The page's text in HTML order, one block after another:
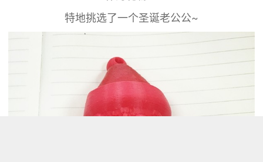
特地挑选了一个圣诞老公公~